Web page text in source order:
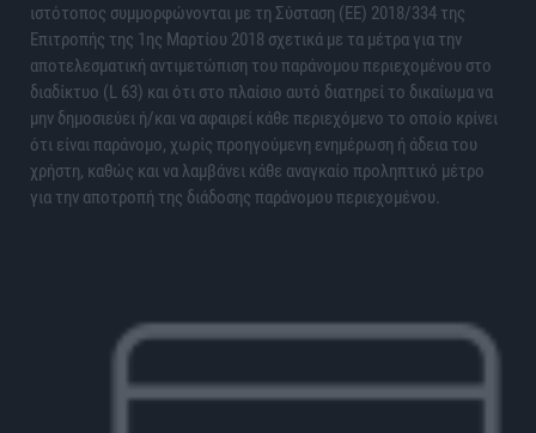
ιστότοπος συμμορφώνονται με τη Σύσταση (ΕΕ) 2018/334 της
Επιτροπής της 1ης Μαρτίου 2018 σχετικά με τα μέτρα για την
αποτελεσματική αντιμετώπιση του παράνομου περιεχομένου στο
διαδίκτυο (L 63) και ότι στο πλαίσιο αυτό διατηρεί το δικαίωμα να
μην δημοσιεύει ή/και να αφαιρεί κάθε περιεχόμενο το οποίο κρίνει
ότι είναι παράνομο, χωρίς προηγούμενη ενημέρωση ή άδεια του
χρήστη, καθώς και να λαμβάνει κάθε αναγκαίο προληπτικό μέτρο
για την αποτροπή της διάδοσης παράνομου περιεχομένου.